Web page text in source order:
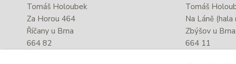
Tomáš Holoubek
Za Horou 464
Říčany u Brna
664 82
Tomáš
Na Láně
Zbýšov u Brna
664 11